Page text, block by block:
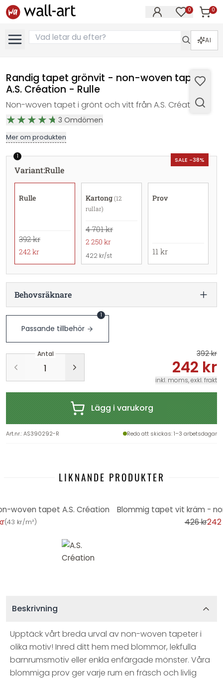
0 0
AI
Randig tapet grönvit - non-woven tapet
A.S. Création - Rulle
Non-woven tapet i grönt och vitt från A.S. Création
3 Omdömen
Mer om produkten
SALE -38%
1
Variant:Rulle
Rulle
392 kr
242 kr
Kartong (12
rullar)
4 701 kr
2 250 kr
422 kr/st
Prov
11 kr
Behovsräknare
Passande tillbehör
1
Antal 392 kr
242 kr
inkl. moms, exkl. frakt
Lägg i varukorg
Art.nr.:AS390292-R Redo att skickas: 1–3 arbetsdagar
LIKNANDE PRODUKTER
woven tapet A.S. Création
(43 kr/m²)
Blommig tapet vit kräm -
426 kr242
Beskrivning
Upptäck vårt breda urval av non-woven tapeter i
olika motiv! Inred ditt hem med blommor, lekfulla
barnrumsmotiv eller enkla enfärgade mönster. Våra
blommiga prov ger varje rum en fräsch och livlig